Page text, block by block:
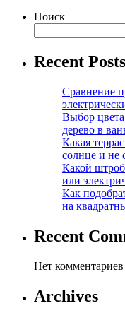
Поиск
Recent Posts
Сравнение
Выбор
дерево в
Какая
солнце и не
Какой
или
Как
на
Recent
Нет
Archives